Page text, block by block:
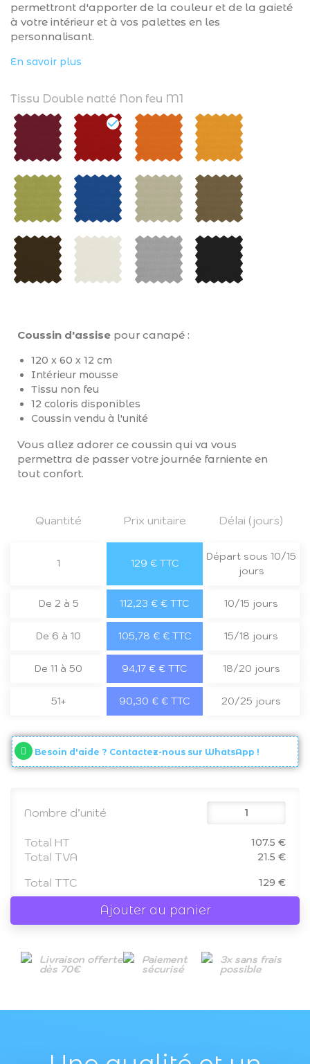
permettront d'apporter de la couleur et de la gaieté
à votre intérieur et à vos palettes en les
personnalisant.
En savoir plus
Tissu Double natté Non feu M1
Coussin d'assise pour canapé :
120 x 60 x 12 cm
Intérieur mousse
Tissu non feu
12 coloris disponibles
Coussin vendu à l'unité
Vous allez adorer ce coussin qui va vous
permettra de passer votre journée farniente en
tout confort.
Quantité Prix unitaire Délai (jours)
1 129 € TTC
Départ sous 10/15
jours
De 2 à 5 112,23 € € TTC 10/15 jours
De 6 à 10 105,78 € € TTC 15/18 jours
De 11 à 50 94,17 € € TTC 18/20 jours
51+ 90,30 € € TTC 20/25 jours
Besoin d'aide ? Contactez-nous sur WhatsApp !
Nombre d’unité
Total HT 107.5 €
Total TVA 21.5 €
Total TTC 129 €
Ajouter au panier
Livraison offerte
dès 70€
Paiement
sécurisé
3x sans frais
possible